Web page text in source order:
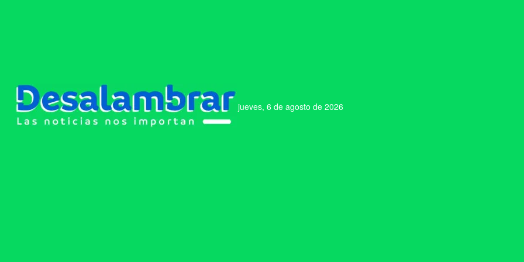
jueves, 6 de agosto de 2026